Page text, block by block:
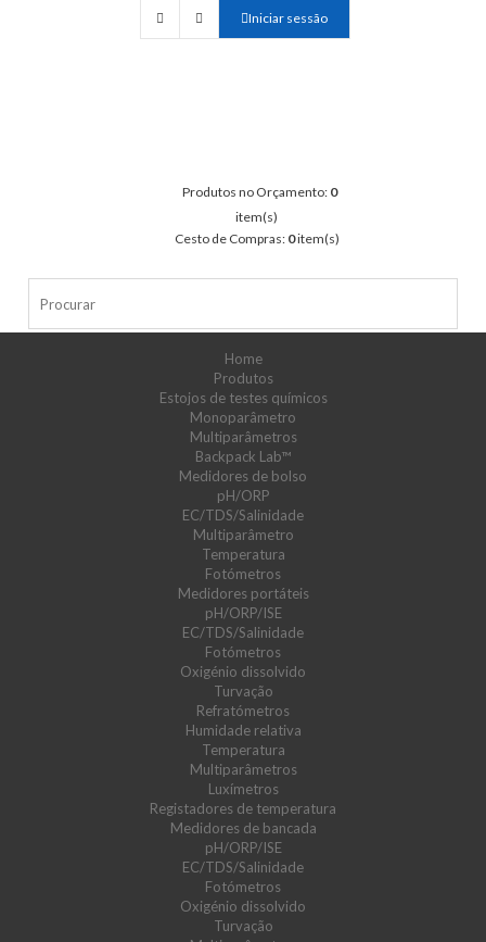
Iniciar sessão
Produtos no Orçamento: 0
item(s)
Cesto de Compras: 0item(s)
Home
Produtos
Estojos de testes químicos
Monoparâmetro
Multiparâmetros
Backpack Lab™
Medidores de bolso
pH/ORP
EC/TDS/Salinidade
Multiparâmetro
Temperatura
Fotómetros
Medidores portáteis
pH/ORP/ISE
EC/TDS/Salinidade
Fotómetros
Oxigénio dissolvido
Turvação
Refratómetros
Humidade relativa
Temperatura
Multiparâmetros
Luxímetros
Registadores de temperatura
Medidores de bancada
pH/ORP/ISE
EC/TDS/Salinidade
Fotómetros
Oxigénio dissolvido
Turvação